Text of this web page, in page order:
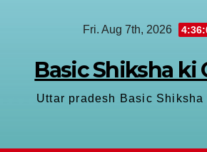
Fri. Aug 7th, 2026
Basic Shiksha ki
Uttar pradesh Basic Shiksha